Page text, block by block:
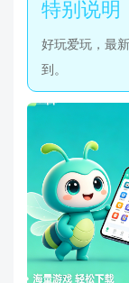
好玩爱玩，最
到。